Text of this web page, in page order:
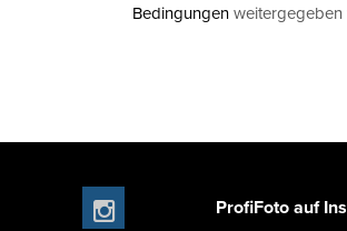
Bedingungenweitergegeben
ProfiFoto auf